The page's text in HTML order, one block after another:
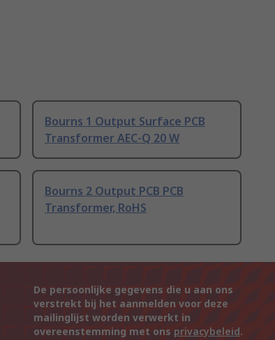
Bourns 1 Output Surface PCB
Transformer AEC-Q 20 W
Bourns 2 Output PCB PCB
Transformer, RoHS
De persoonlijke gegevens die u aan ons
verstrekt bij het aanmelden voor deze
mailinglijst worden verwerkt in
overeenstemming met ons privacybeleid.